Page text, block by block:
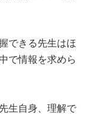
できる先生はほ
で情報を求めら
生自身、理解で